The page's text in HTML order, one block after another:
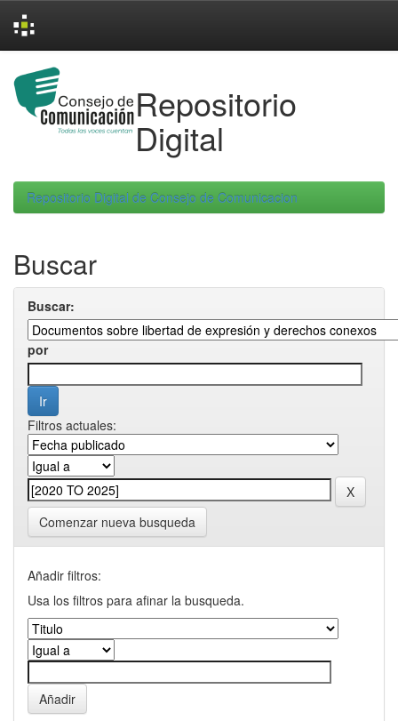
navigation
Repositorio
Digital
Repositorio Digital de Consejo de Comunicacion
Buscar
Buscar:
por
Filtros actuales:
Comenzar nueva busqueda
Añadir filtros:
Usa los filtros para afinar la busqueda.